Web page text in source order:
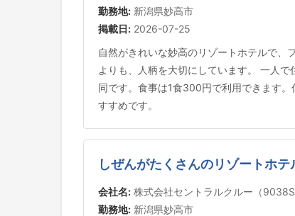
勤務地: 新潟県妙高市
掲載日: 2026-07-25
自然がきれいな妙高のリゾートホテルで、
よりも、人柄を大切にしています。 一人
同です。食事は1食300円で利用できます
すすめです。
しぜんがたくさんのリゾートホ
会社名: 株式会社セントラルクルー（9038S
勤務地: 新潟県妙高市